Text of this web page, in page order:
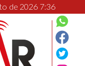
de 2026 7:37